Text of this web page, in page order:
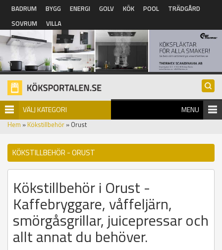
Hoppa till huvudinnehåll
BADRUM BYGG ENERGI GOLV KÖK POOL
TRÄDGÅRD
SOVRUM
VILLA
VÄLJ KATEGORI MENU
Hem » Kökstillbehör » Orust
KÖKSTILLBEHÖR - ORUST
Kökstillbehör i Orust -
Kaffebryggare, våffeljärn,
smörgåsgrillar, juicepressar och
allt annat du behöver.